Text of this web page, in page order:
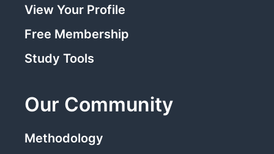
View Your Profile
Free Membership
Study Tools
Our Community
Methodology